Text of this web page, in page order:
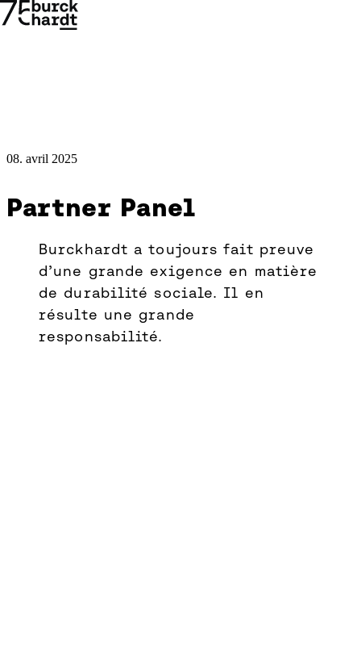
→ →
08. avril 2025
Samuel
Interview
mit
Catherine
Partner Panel
Burckhardt a toujours fait preuve
d’une grande exigence en matière
de durabilité sociale. Il en
résulte une grande
responsabilité.